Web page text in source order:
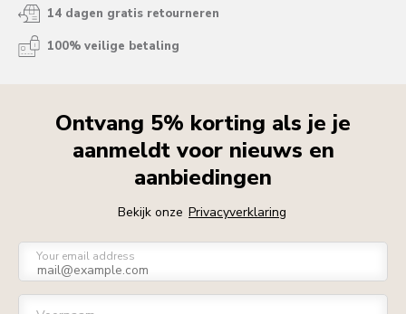
14 dagen gratis retourneren
100% veilige betaling
Ontvang 5% korting als je je
aanmeldt voor nieuws en
aanbiedingen
Bekijk onze Privacyverklaring
Your email address